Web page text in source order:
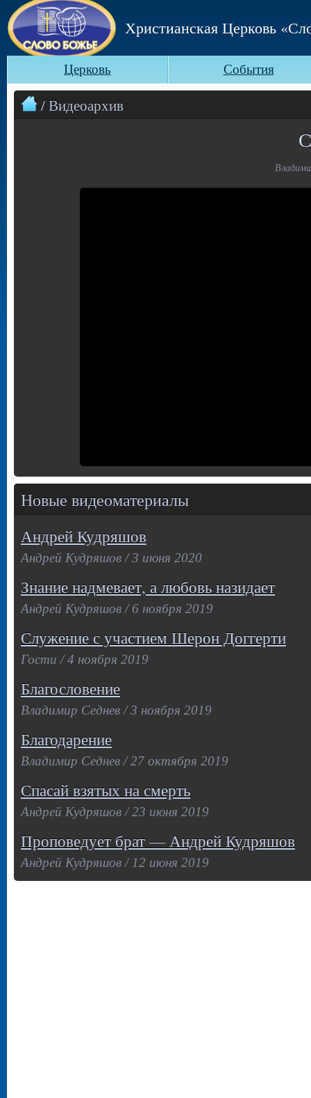
Христианская Церковь
Церковь События
/ Видеоархив
Новые видеоматериалы
Андрей Кудряшов
Андрей Кудряшов / 3 июня 2020
Знание надмевает, а любовь назидает
Андрей Кудряшов / 6 ноября 2019
Служение с участием Шерон Доггерти
Гости / 4 ноября 2019
Благословение
Владимир Седнев / 3 ноября 2019
Благодарение
Владимир Седнев / 27 октября 2019
Спасай взятых на смерть
Андрей Кудряшов / 23 июня 2019
Проповедует брат — Андрей Кудряшов
Андрей Кудряшов / 12 июня 2019